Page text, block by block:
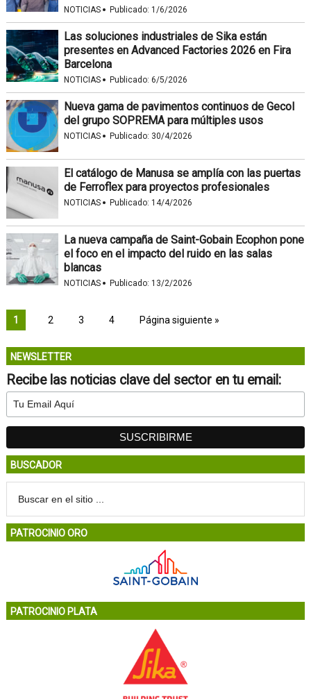
NOTICIAS · Publicado: 1/6/2026
Las soluciones industriales de Sika están
presentes en Advanced Factories 2026 en Fira
Barcelona
NOTICIAS · Publicado: 6/5/2026
Nueva gama de pavimentos continuos de Gecol
del grupo SOPREMA para múltiples usos
NOTICIAS · Publicado: 30/4/2026
El catálogo de Manusa se amplía con las puertas
de Ferroflex para proyectos profesionales
NOTICIAS · Publicado: 14/4/2026
La nueva campaña de Saint-Gobain Ecophon pone
el foco en el impacto del ruido en las salas
blancas
NOTICIAS · Publicado: 13/2/2026
1 2 3 4 Página siguiente »
NEWSLETTER
Recibe las noticias clave del sector en tu email:
BUSCADOR
PATROCINIO ORO
PATROCINIO PLATA